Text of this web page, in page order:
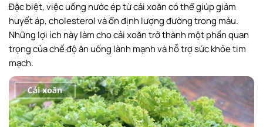
Đặc biệt, việc uống nước ép từ cải xoăn có thể giúp giảm
huyết áp, cholesterol và ổn định lượng đường trong máu.
Những lợi ích này làm cho cải xoăn trở thành một phần quan
trọng của chế độ ăn uống lành mạnh và hỗ trợ sức khỏe tim
mạch.